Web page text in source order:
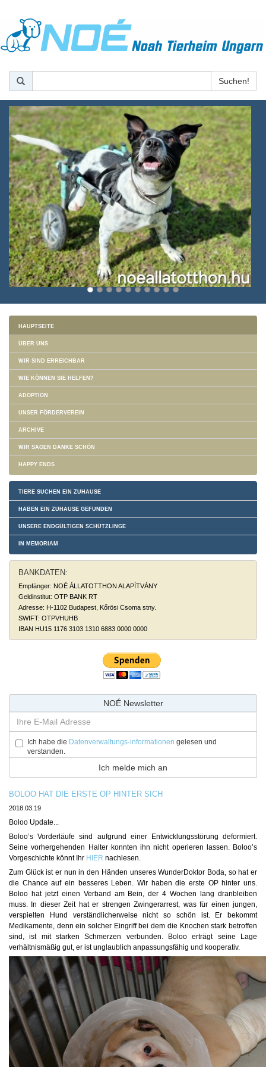
HAUPTSEITE
ÜBER UNS
WIR SIND ERREICHBAR
WIE KÖNNEN SIE HELFEN?
ADOPTION
UNSER FÖRDERVEREIN
ARCHIVE
WIR SAGEN DANKE SCHÖN
HAPPY ENDS
TIERE SUCHEN EIN ZUHAUSE
HABEN EIN ZUHAUSE GEFUNDEN
UNSERE ENDGÜLTIGEN SCHÜTZLINGE
IN MEMORIAM
BANKDATEN:
Empfänger: NOÉ ÁLLATOTTHON ALAPÍTVÁNY
Geldinstitut: OTP BANK RT
Adresse: H-1102 Budapest, Kőrösi Csoma stny.
SWIFT: OTPVHUHB
IBAN HU15 1176 3103 1310 6883 0000 0000
NOÉ Newsletter
Ich habe die Datenverwaltungs-informationen gelesen und
verstanden.
BOLOO HAT DIE ERSTE OP HINTER SICH
2018.03.19
Boloo Update...
Boloo’s Vorderläufe sind aufgrund einer Entwicklungsstörung deformiert.
Seine vorhergehenden Halter konnten ihn nicht operieren lassen. Boloo’s
Vorgeschichte könnt Ihr HIER nachlesen.
Zum Glück ist er nun in den Händen unseres WunderDoktor Boda, so hat er
die Chance auf ein besseres Leben. Wir haben die erste OP hinter uns.
Boloo hat jetzt einen Verband am Bein, der 4 Wochen lang dranbleiben
muss. In dieser Zeit hat er strengen Zwingerarrest, was für einen jungen,
verspielten Hund verständlicherweise nicht so schön ist. Er bekommt
Medikamente, denn ein solcher Eingriff bei dem die Knochen stark betroffen
sind, ist mit starken Schmerzen verbunden. Boloo erträgt seine Lage
verhältnismäßig gut, er ist unglaublich anpassungsfähig und kooperativ.